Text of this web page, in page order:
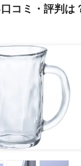
コミ・評判は